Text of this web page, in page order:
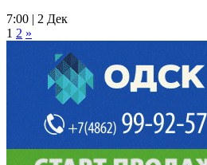
7:00 | 2 Дек
1 2 »